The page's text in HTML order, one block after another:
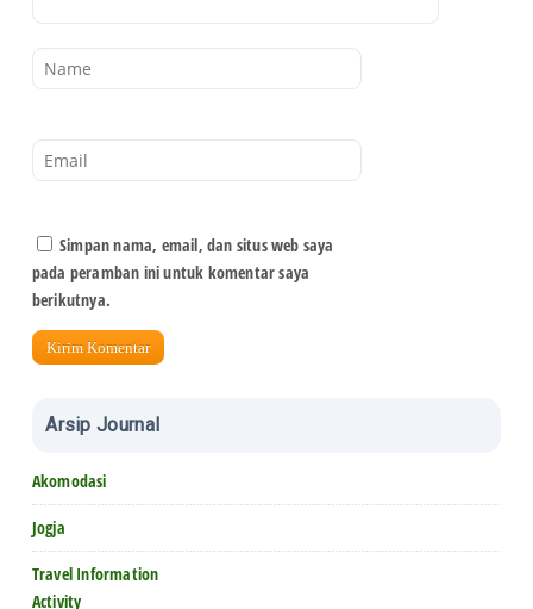
Simpan nama, email, dan situs web saya
pada peramban ini untuk komentar saya
berikutnya.
Arsip Journal
Akomodasi
Jogja
Travel Information
Activity